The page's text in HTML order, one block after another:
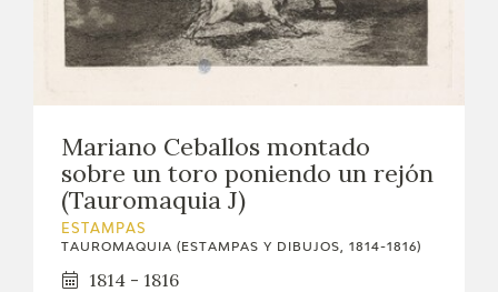
Mariano Ceballos montado
sobre un toro poniendo un rejón
(Tauromaquia J)
ESTAMPAS
TAUROMAQUIA (ESTAMPAS Y DIBUJOS, 1814-1816)
1814 - 1816